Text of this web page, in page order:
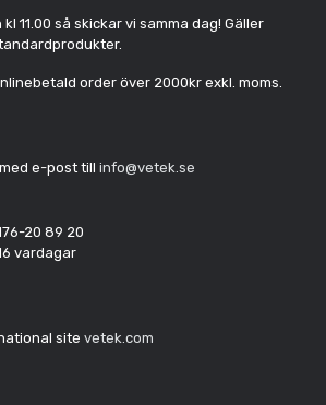
11.00 så skickar vi samma dag! Gäller
order över 2000kr exkl. moms.
e-post till info@vetek.se
20 89 20
vardagar
site vetek.com